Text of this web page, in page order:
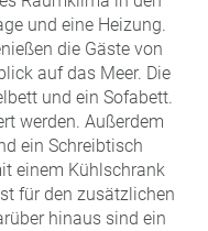
und eine Heizung.
die Gäste von
auf das Meer. Die
und ein Sofabett.
werden. Außerdem
ein Schreibtisch
einem Kühlschrank
für den zusätzlichen
hinaus sind ein